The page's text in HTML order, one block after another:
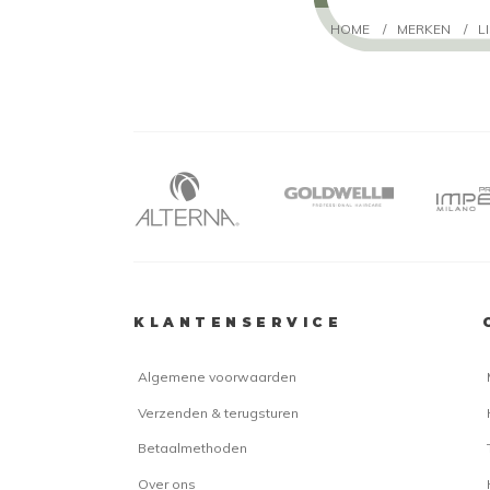
HOME / MERKEN /
KLANTENSERVICE
Algemene voorwaarden
Verzenden & terugsturen
Betaalmethoden
Over ons